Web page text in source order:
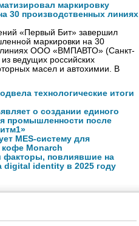
маркировку
30 производственных линиях
«Первый Бит» завершил
маркировки на 30
линиях ООО «ВМПАВТО» (Санкт-
ведущих российских
масел и автохимии. В
технологические итоги
о создании единого
промышленности после
MES-систему для
кофе Monarch
факторы, повлиявшие на
digital identity в 2025 году